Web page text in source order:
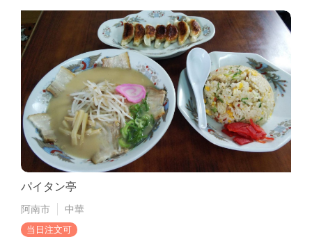
パイタン亭
阿南市 中華
当日注文可